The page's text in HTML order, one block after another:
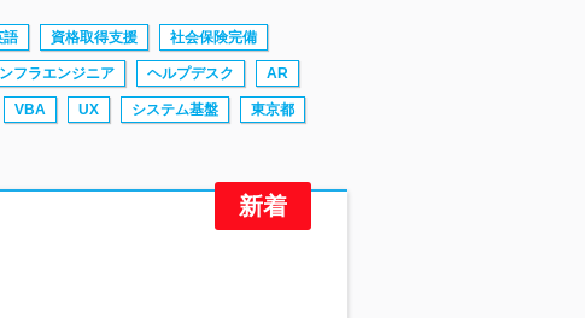
語 資格取得支援 社会保険完備
フラエンジニア ヘルプデスク AR
VBA UX システム基盤 東京都